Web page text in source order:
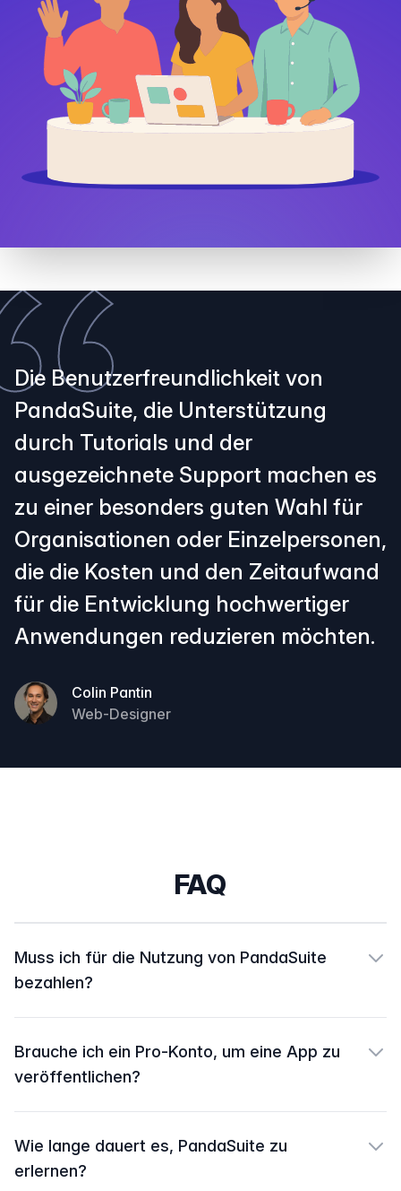
Die Benutzerfreundlichkeit von
PandaSuite, die Unterstützung
durch Tutorials und der
ausgezeichnete Support machen es
zu einer besonders guten Wahl für
Organisationen oder Einzelpersonen,
die die Kosten und den Zeitaufwand
für die Entwicklung hochwertiger
Anwendungen reduzieren möchten.
Colin Pantin
Web-Designer
FAQ
Muss ich für die Nutzung von PandaSuite
bezahlen?
Brauche ich ein Pro-Konto, um eine App zu
veröffentlichen?
Wie lange dauert es, PandaSuite zu
erlernen?